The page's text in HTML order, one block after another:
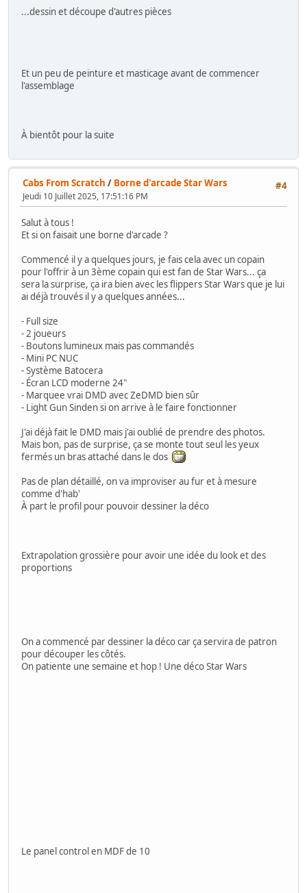
...dessin et découpe d'autres pièces
Et un peu de peinture et masticage avant de commencer
l'assemblage
À bientôt pour la suite
#4
Cabs From Scratch / Borne d'arcade Star Wars
Jeudi 10 Juillet 2025, 17:51:16 PM
Salut à tous !
Et si on faisait une borne d'arcade ?
Commencé il y a quelques jours, je fais cela avec un copain
pour l'offrir à un 3ème copain qui est fan de Star Wars... ça
sera la surprise, ça ira bien avec les flippers Star Wars que je lui
ai déjà trouvés il y a quelques années...
- Full size
- 2 joueurs
- Boutons lumineux mais pas commandés
- Mini PC NUC
- Système Batocera
- Écran LCD moderne 24"
- Marquee vrai DMD avec ZeDMD bien sûr
- Light Gun Sinden si on arrive à le faire fonctionner
J'ai déjà fait le DMD mais j'ai oublié de prendre des photos.
Mais bon, pas de surprise, ça se monte tout seul les yeux
fermés un bras attaché dans le dos
Pas de plan détaillé, on va improviser au fur et à mesure
comme d'hab'
À part le profil pour pouvoir dessiner la déco
Extrapolation grossière pour avoir une idée du look et des
proportions
On a commencé par dessiner la déco car ça servira de patron
pour découper les côtés.
On patiente une semaine et hop ! Une déco Star Wars
Le panel control en MDF de 10